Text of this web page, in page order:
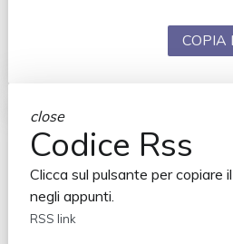
COPIA
close
Codice Rss
Clicca sul pulsante per copiare
negli appunti.
RSS link